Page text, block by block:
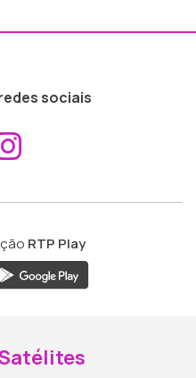
sociais
ao
RTP Play